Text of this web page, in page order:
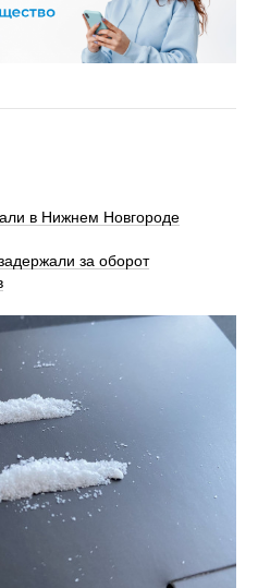
в Нижнем Новгороде
за оборот